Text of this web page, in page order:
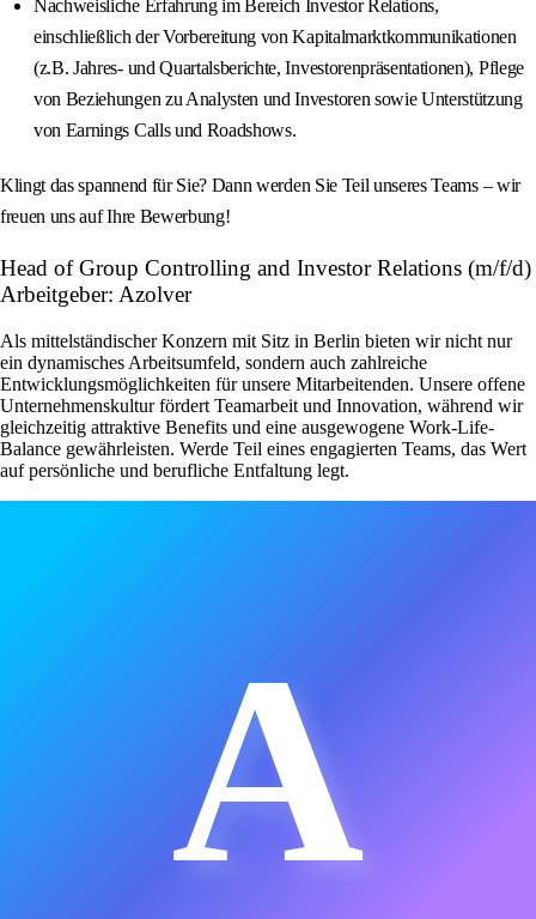
Nachweisliche Erfahrung im Bereich Investor Relations,
einschließlich der Vorbereitung von Kapitalmarktkommunikationen
(z.B. Jahres- und Quartalsberichte, Investorenpräsentationen), Pflege
von Beziehungen zu Analysten und Investoren sowie Unterstützung
von Earnings Calls und Roadshows.
Klingt das spannend für Sie? Dann werden Sie Teil unseres Teams – wir
freuen uns auf Ihre Bewerbung!
Head of Group Controlling and Investor Relations (m/f/d)
Arbeitgeber: Azolver
Als mittelständischer Konzern mit Sitz in Berlin bieten wir nicht nur
ein dynamisches Arbeitsumfeld, sondern auch zahlreiche
Entwicklungsmöglichkeiten für unsere Mitarbeitenden. Unsere offene
Unternehmenskultur fördert Teamarbeit und Innovation, während wir
gleichzeitig attraktive Benefits und eine ausgewogene Work-Life-
Balance gewährleisten. Werde Teil eines engagierten Teams, das Wert
auf persönliche und berufliche Entfaltung legt.
A